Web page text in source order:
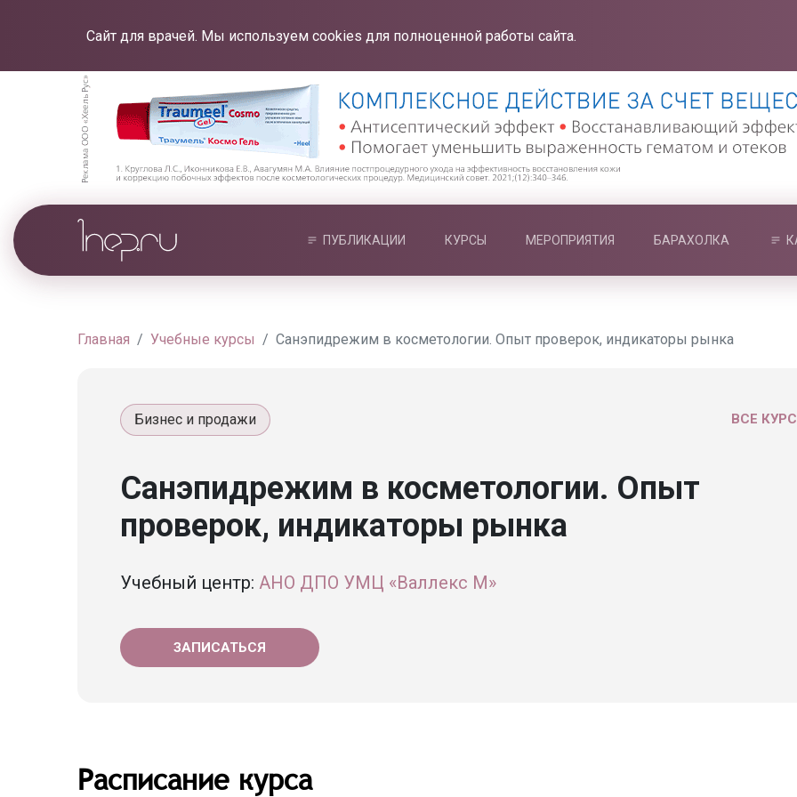
Сайт для врачей. Мы используем cookies для полноценной работы сайта.
ПУБЛИКАЦИИ КУРСЫ МЕРОПРИЯТИЯ БАРАХОЛКА
Главная Учебные курсы Санэпидрежим в косметологии. Опыт проверок, индикаторы рынка
ВСЕ
Бизнес и продажи
Санэпидрежим в косметологии. Опыт
проверок, индикаторы рынка
Учебный центр: АНО ДПО УМЦ «Валлекс М»
ЗАПИСАТЬСЯ
Расписание курса